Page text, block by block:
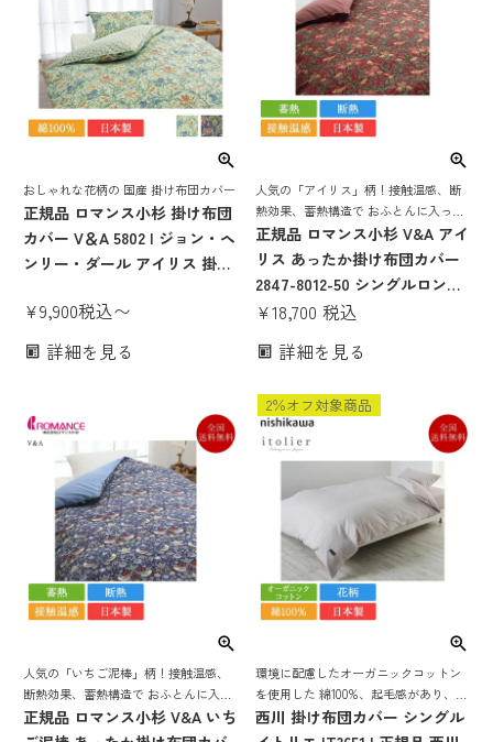
おしゃれな花柄の 国産 掛け布団カバー
正規品 ロマンス小杉 掛け布団
カバー V＆A 5802 | ジョン・ヘ
ンリー・ダール アイリス 掛け
綿100％ 綿100 花柄 v＆a おし
ゃれ シングル セミダブル ダブ
ル クイーン
¥9,900税込〜
詳細を見る
人気の「アイリス」柄！接触温感、断
熱効果、蓄熱構造で おふとんに入った
瞬間から感じる、包み込まれるような
暖かさ！パイル素材を起毛した肌ざわ
りの良い掛け布団カバー
正規品 ロマンス小杉 V&A アイ
リス あったか掛け布団カバー
2847-8012-50 シングルロング
| 掛け布団カバー綿 日本製 ア
ー ウォームパイル 花柄
エンジ ブルー ジョンヘンリー
ダール
¥18,700 税込
詳細を見る
人気の「いちご泥棒」柄！接触温感、
断熱効果、蓄熱構造で おふとんに入っ
た瞬間から感じる、包み込まれるよう
な暖かさ！パイル素材を起毛した肌ざ
正規品 ロマンス小杉 V&A いち
環境に配慮したオーガニックコットン
を使用した 綿100%、起毛感があり、優
しい風合いの西川 定番掛け布団カバー
西川 掛け布団カバー シングル
2％オフ対象商品